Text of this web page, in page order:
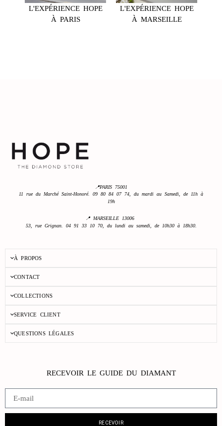
L'EXPÉRIENCE HOPE
À PARIS
L'EXPÉRIENCE HOPE
À MARSEILLE
📍PARIS 75001
11 rue du Marché Saint-Honoré. 09 80 84 07 74, du mardi au Samedi, de 11h à
19h
📍 MARSEILLE 13006
53, rue Grignan. 04 91 33 10 70, du lundi au samedi, de 10h30 à 18h30.
À PROPOS
CONTACT
COLLECTIONS
SERVICE CLIENT
QUESTIONS LÉGALES
RECEVOIR LE GUIDE DU DIAMANT
RECEVOIR